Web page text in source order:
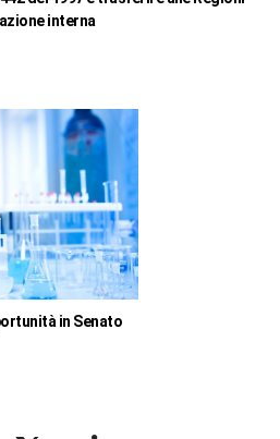
interna
in Senato